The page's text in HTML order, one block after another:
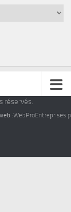
réservés.
:WebProEntreprises